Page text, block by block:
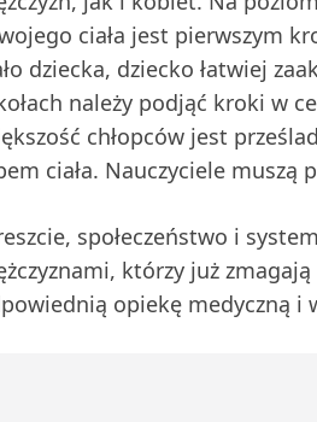
ciała jest pierwszym
dziecka, dziecko łatwiej
należy podjąć kroki w
chłopców jest
ciała. Nauczyciele muszą
społeczeństwo i
którzy już
opiekę medyczną i